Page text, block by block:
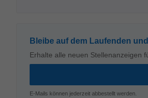
Bleibe auf dem Laufenden
Erhalte alle neuen Stellenanzeigen
E-Mails können jederzeit abbestellt werden.